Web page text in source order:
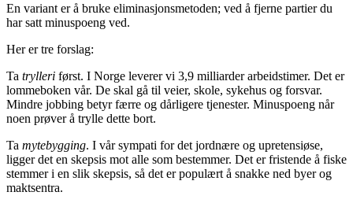
En variant er å bruke eliminasjonsmetoden; ved å fjerne partier du
har satt minuspoeng ved.
Her er tre forslag:
Ta trylleri først. I Norge leverer vi 3,9 milliarder arbeidstimer. Det er
lommeboken vår. De skal gå til veier, skole, sykehus og forsvar.
Mindre jobbing betyr færre og dårligere tjenester. Minuspoeng når
noen prøver å trylle dette bort.
Ta mytebygging. I vår sympati for det jordnære og upretensiøse,
ligger det en skepsis mot alle som bestemmer. Det er fristende å fiske
stemmer i en slik skepsis, så det er populært å snakke ned byer og
maktsentra.